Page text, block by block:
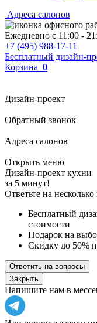
Адреса салонов
Ежедневно с 11:00 -
+7 (495) 988-17-11
Бесплатный дизайн-
Корзина 0
Дизайн-проект
Обратный звонок
Адреса салонов
Открыть меню
Дизайн-проект кухни
за 5 минут!
Ответьте на
Бесплатный
стоимости
Подарок на
Скидку до 50%
Ответить на вопросы
Закрыть
Напишите нам в